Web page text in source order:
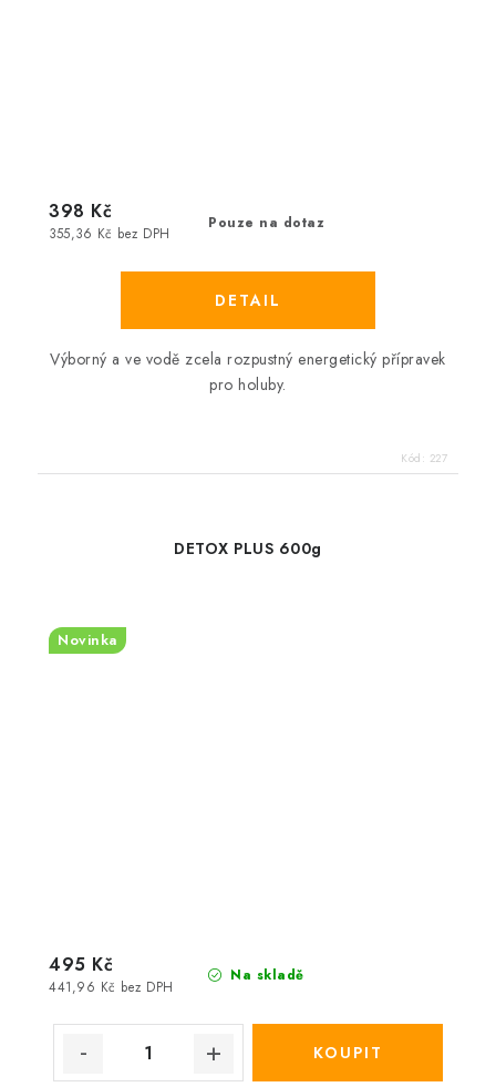
Pouze na dotaz
355,36 Kč bez DPH
398 Kč
Výborný a ve vodě zcela rozpustný energetický přípravek
pro holuby.
Kód: 227
DETOX PLUS 600g
Novinka
Na skladě
441,96 Kč bez DPH
495 Kč